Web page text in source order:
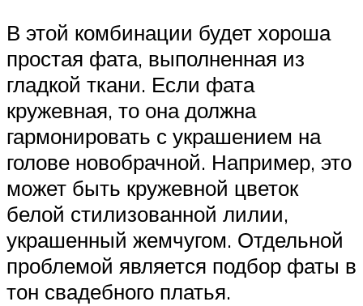
В этой комбинации будет хороша
простая фата, выполненная из
гладкой ткани. Если фата
кружевная, то она должна
гармонировать с украшением на
голове новобрачной. Например, это
может быть кружевной цветок
белой стилизованной лилии,
украшенный жемчугом. Отдельной
проблемой является подбор фаты в
тон свадебного платья.